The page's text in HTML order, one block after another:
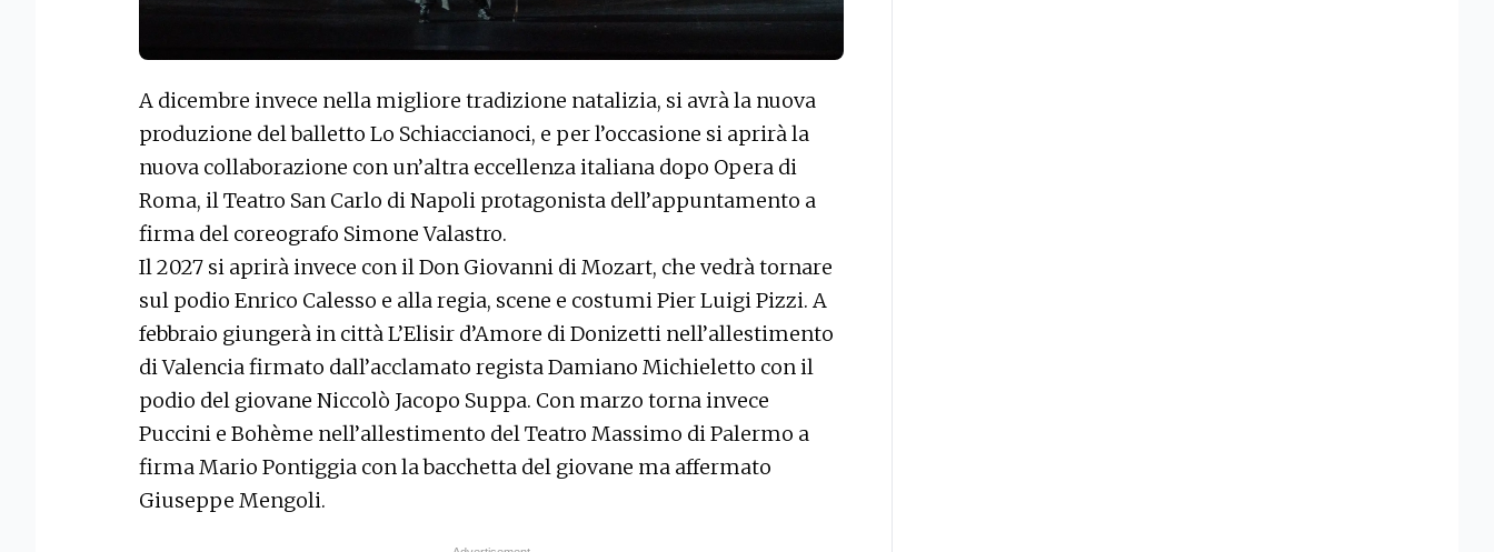
A dicembre invece nella migliore tradizione natalizia, si avrà la nuova
produzione del balletto Lo Schiaccianoci, e per l’occasione si aprirà la
nuova collaborazione con un’altra eccellenza italiana dopo Opera di
Roma, il Teatro San Carlo di Napoli protagonista dell’appuntamento a
firma del coreografo Simone Valastro.
Il 2027 si aprirà invece con il Don Giovanni di Mozart, che vedrà tornare
sul podio Enrico Calesso e alla regia, scene e costumi Pier Luigi Pizzi. A
febbraio giungerà in città L’Elisir d’Amore di Donizetti nell’allestimento
di Valencia firmato dall’acclamato regista Damiano Michieletto con il
podio del giovane Niccolò Jacopo Suppa. Con marzo torna invece
Puccini e Bohème nell’allestimento del Teatro Massimo di Palermo a
firma Mario Pontiggia con la bacchetta del giovane ma affermato
Giuseppe Mengoli.